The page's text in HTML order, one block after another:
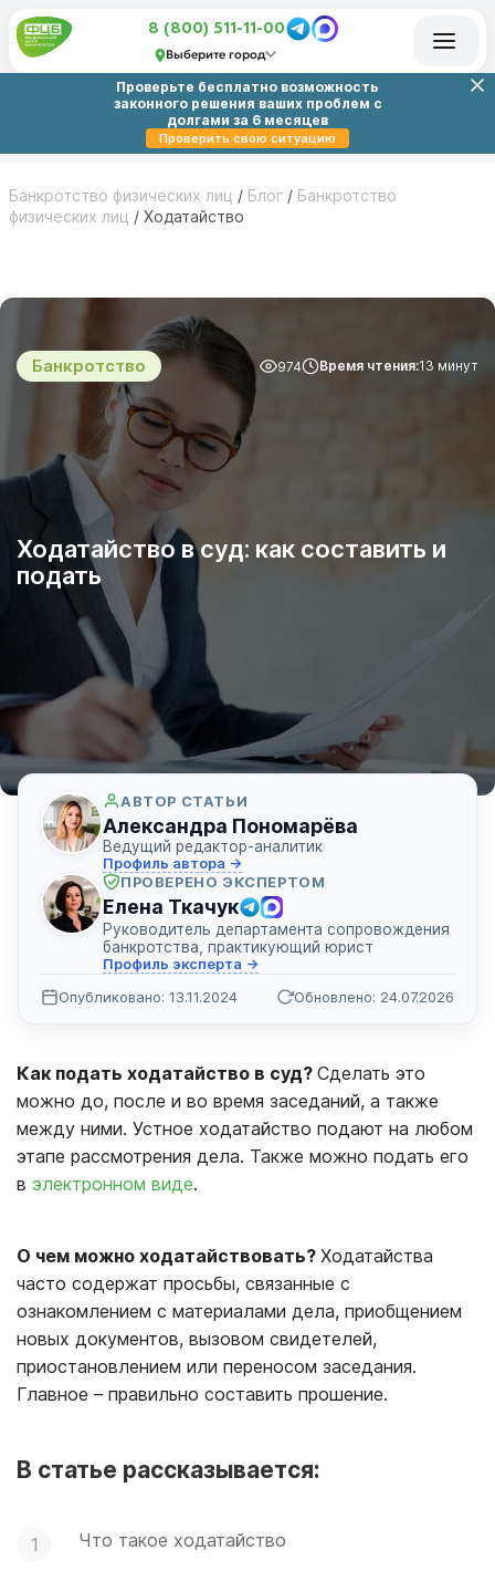
8 (800) 511-11-00
Выберите город
Проверьте бесплатно возможность
законного решения ваших проблем с
долгами за 6 месяцев
Проверить свою ситуацию
Банкротство физических лиц / Блог / Банкротство
физических лиц / Ходатайство
Банкротство 974 Время чтения:13 минут
Ходатайство в суд: как составить и
подать
АВТОР СТАТЬИ
Александра Пономарёва
Ведущий редактор-аналитик
Профиль автора →
ПРОВЕРЕНО ЭКСПЕРТОМ
Елена Ткачук
Руководитель департамента сопровождения
банкротства, практикующий юрист
Профиль эксперта →
Опубликовано: 13.11.2024
Обновлено: 24.07.2026
Как подать ходатайство в суд? Сделать это
можно до, после и во время заседаний, а также
между ними. Устное ходатайство подают на любом
этапе рассмотрения дела. Также можно подать его
в электронном виде.
О чем можно ходатайствовать? Ходатайства
часто содержат просьбы, связанные с
ознакомлением с материалами дела, приобщением
новых документов, вызовом свидетелей,
приостановлением или переносом заседания.
Главное – правильно составить прошение.
В статье рассказывается:
Что такое ходатайство